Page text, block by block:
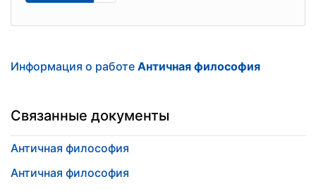
Информация о работе Античная философия
Связанные документы
Античная философия
Античная философия